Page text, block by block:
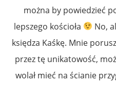
można by powiedzieć
lepszego kościoła
No,
księdza Kaśkę. Mnie
przez tę unikatowość,
wolał mieć na ścianie